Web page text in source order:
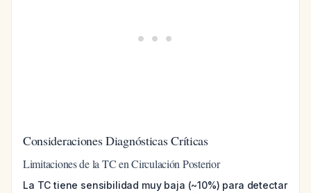
Consideraciones Diagnósticas Críticas
Limitaciones de la TC en Circulación Posterior
La TC tiene sensibilidad muy baja (~10%) para detectar